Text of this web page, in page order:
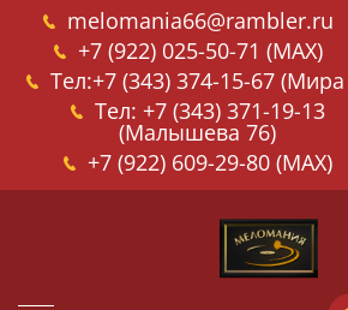
melomania66@rambler.ru
+7 (922) 025-50-71 (MAX)
Тел:+7 (343) 374-15-67
Тел: +7 (343) 371-19-13
(Малышева 76)
+7 (922) 609-29-80 (MAX)